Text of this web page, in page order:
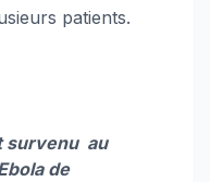
patients.
survenu au
de